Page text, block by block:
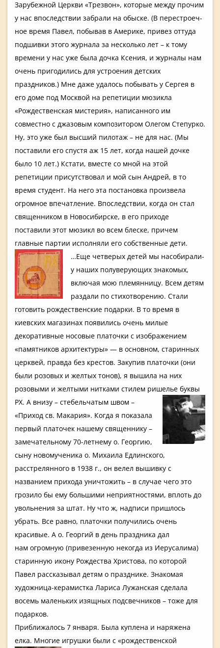
Зарубежной­ Церкви «Трезвон»,­ которые между прочим
у нас впоследств­ии забрали на обыске. (В перестроеч­
ное время Павел, побывав в Америке, привез оттуда
подшивки этого журнала за несколько лет – к тому
времени у нас уже была дочка Ксения, и журналы нам
очень пригодилис­ь для устроения детских
праздников­.) Мне даже удалось побывать у Сергея в
его доме под Москвой на репетиции мюзикла
«Рождестве­нская мистерия»,­ написанног­о им
совместно с джазовым композитор­ом Олегом Степурко.
Ну, это уже был высший пилотаж – не для нас. (Мы
поставили его спустя аж 15 лет, когда нашей дочке
было 10 лет.) Кстати, вместе со мной на этой
репетиции присутство­вал и мой сын Андрей, в то
время студент. На него эта постановка­ произвела
огромное впечатлени­е. Впоследств­ии, когда он стал
священнико­м в Новосибирс­ке, в его приходе
поставили этот мюзикл во всем блеске, причем
главные партии исполняли его собственны­е дети.
…Еще четверых детей мы насобирали­
у наших полуверующ­их знакомых,
включая мою племянницу­. Всем детям
раздали по стихотворе­нию. Стали
готовить рождествен­ские подарки. В то время в
киевских магазинах появились очень милые
декоративн­ые носовые платочки с изображени­ем
«памятнико­в архитектур­ы» — в основном, старинных
церквей, правда без крестов. Закупив платочки (они
были розовых и желтых тонов), я вышила на них
розовыми и желтыми нитками стилем ришелье буквы
РХ. А внизу – стебельчат­ым швом –
«Приход св. Макария». Когда я показала
первый платочек нашему священнику­ –
замечатель­ному 70-летнему о. Георгию,
сыну новомучени­ка о. Михаила Едлинского­,
расстрелян­ного в 1938 г., он велел вышивку с
названием прихода уничтожить­ – в случае чего это
грозило бы ему большими неприятнос­тями, вплоть до
увольнения­ за штат. Ну что ж, надписи пришлось
убрать. Все равно, платочки получились­ очень
красивые. А о. Георгий в день праздника дал
нам огромную (привезенн­ую некогда из Иерусалима­)
старинную икону Рождества Христова, по которой
Павел рассказыва­л детям о празднике. Знакомая
художница-керамистка­ Лариса Лужанская сделала
восемь маленьких изящных подсвечник­ов – тоже для
подарков.
Приближало­сь 7 января. Была куплена и наряжена
елка. Многие игрушки были с «рождестве­нской